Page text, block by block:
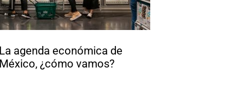
La agenda económica de
México, ¿cómo vamos?